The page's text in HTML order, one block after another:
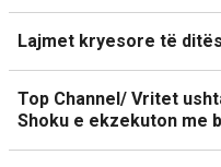
Lajmet kryesore të
Top Channel/ Vritet
Shoku e ekzekuton me